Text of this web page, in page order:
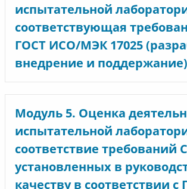
испытательной
соответствующая
ГОСТ ИСО/МЭК 17025
внедрение и поддержание)
Модуль 5. Оценка
испытательной
соответствие требований
установленных в
качеству в соответствии